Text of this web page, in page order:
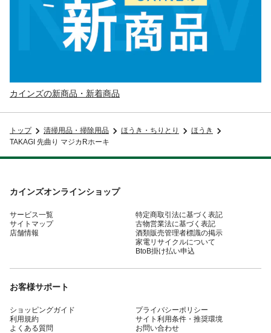
カインズの新商品・新着商品
トップ 清掃用品・掃除用品 ほうき・ちりとり
ほうき
TAKAGI 先曲り マジカRホーキ
カインズオンラインショップ
サービス一覧
サイトマップ
店舗情報
特定商取引法に基づく表記
古物営業法に基づく表記
酒類販売管理者標識の掲示
家電リサイクルについて
BtoB掛け払い申込
お客様サポート
ショッピングガイド
利用規約
よくある質問
プライバシーポリシー
サイト利用条件・推奨環境
お問い合わせ